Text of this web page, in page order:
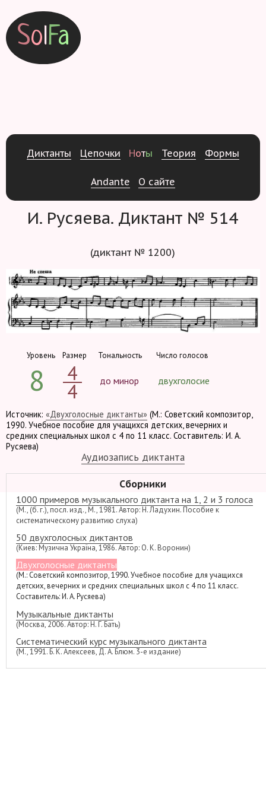
SolFa
Диктанты Цепочки Ноты Теория Формы
Andante О сайте
И. Русяева. Диктант № 514
(диктант № 1200)
Уровень
8
Размер
4
4
Тональность
до минор
Число голосов
двухголосие
Источник: «Двухголосные диктанты» (М.: Советский композитор,
1990. Учебное пособие для учащихся детских, вечерних и
средних специальных школ с 4 по 11 класс. Составитель: И. А.
Русяева)
Аудиозапись диктанта
Сборники
1000 примеров музыкального диктанта на 1, 2 и 3 голоса
(М., (б. г.), посл. изд., М., 1981. Автор: Н. Ладухин. Пособие к
систематическому развитию слуха)
50 двухголосных диктантов
(Киев: Музична Україна, 1986. Автор: О. К. Воронин)
Двухголосные диктанты
(М.: Советский композитор, 1990. Учебное пособие для учащихся
детских, вечерних и средних специальных школ с 4 по 11 класс.
Составитель: И. А. Русяева)
Музыкальные диктанты
(Москва, 2006. Автор: Н. Г. Бать)
Систематический курс музыкального диктанта
(М., 1991. Б. К. Алексеев, Д. А. Блюм. 3-е издание)